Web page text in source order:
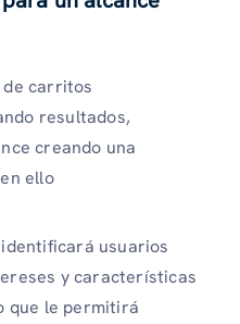
de carritos
resultados,
creando una
ello
usuarios
y características
que le permitirá